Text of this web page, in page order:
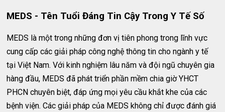
MEDS - Tên Tuổi Đáng Tin Cậy Trong Y Tế Số
MEDS là một trong những đơn vị tiên phong trong lĩnh vực
cung cấp các giải pháp công nghệ thông tin cho ngành y tế
tại Việt Nam. Với kinh nghiệm lâu năm và đội ngũ chuyên gia
hàng đầu, MEDS đã phát triển phần mềm chia giờ YHCT
PHCN chuyên biệt, đáp ứng mọi yêu cầu khắt khe của các
bệnh viện. Các giải pháp của MEDS không chỉ được đánh giá